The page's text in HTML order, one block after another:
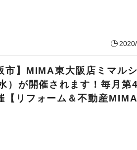
市】MIMA東大阪店ミマル
）が開催されます！毎月第
【リフォーム＆不動産